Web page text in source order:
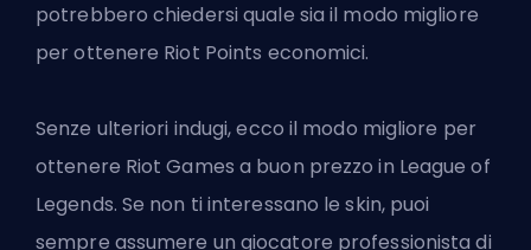
potrebbero chiedersi quale sia il modo migliore
per ottenere Riot Points economici.
Senze ulteriori indugi, ecco il modo migliore per
ottenere Riot Games a buon prezzo in League of
Legends. Se non ti interessano le skin, puoi
sempre assumere un giocatore professionista di